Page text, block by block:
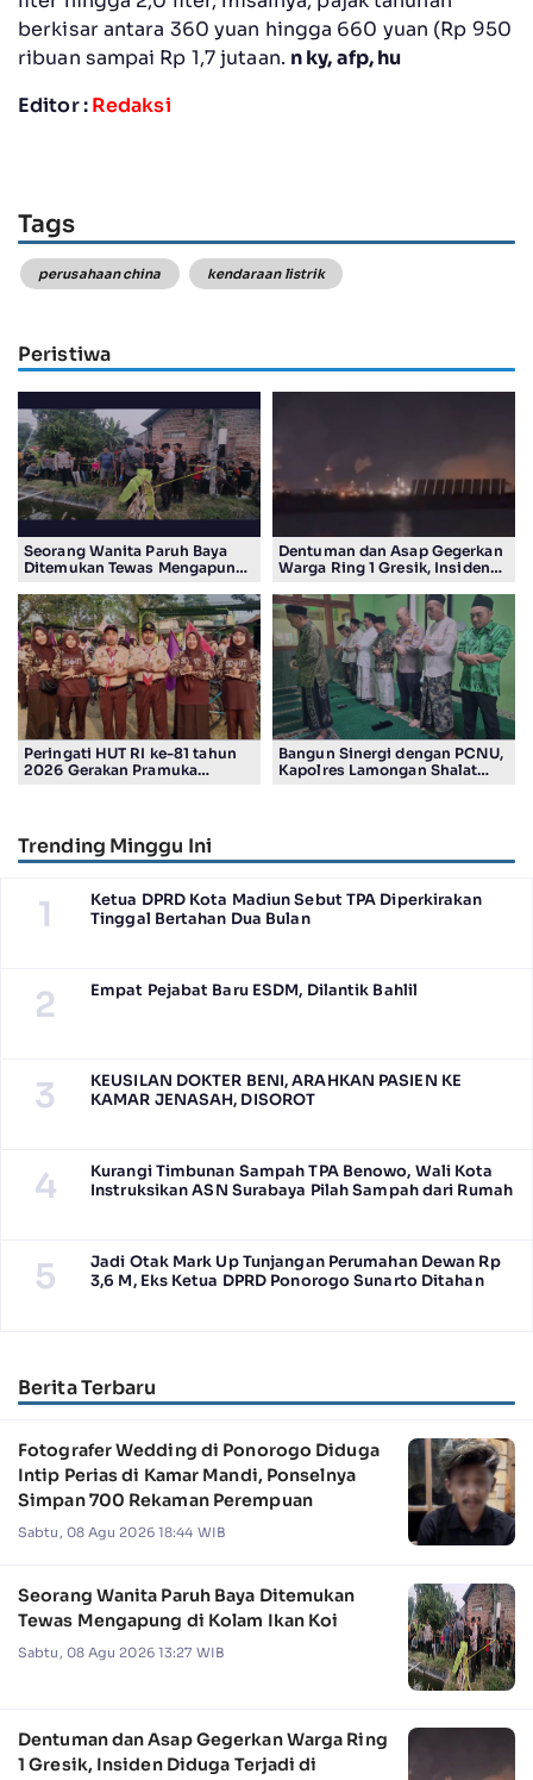
berkisar antara 360 yuan hingga 660 yuan (Rp 950
ribuan sampai Rp 1,7 jutaan. n ky, afp, hu
Editor :Redaksi
Tags
perusahaan china kendaraan listrik
Peristiwa
Seorang Wanita Paruh Baya
Ditemukan Tewas Mengapung
Dentuman dan Asap Gegerkan
Warga Ring 1 Gresik, Insiden
Smelting
Peringati HUT RI ke-81 tahun
2026 Gerakan Pramuka
Bangun Sinergi dengan PCNU,
Kapolres Lamongan Shalat
Trending Minggu Ini
1
Ketua DPRD Kota Madiun Sebut TPA Diperkirakan
Tinggal Bertahan Dua Bulan
2 Empat Pejabat Baru ESDM, Dilantik Bahlil
3
KEUSILAN DOKTER BENI, ARAHKAN PASIEN KE
KAMAR JENASAH, DISOROT
4
Kurangi Timbunan Sampah TPA Benowo, Wali Kota
Instruksikan ASN Surabaya Pilah Sampah dari Rumah
5
Jadi Otak Mark Up Tunjangan Perumahan Dewan Rp
3,6 M, Eks Ketua DPRD Ponorogo Sunarto Ditahan
Berita Terbaru
Fotografer Wedding di Ponorogo Diduga
Intip Perias di Kamar Mandi, Ponselnya
Simpan 700 Rekaman Perempuan
Sabtu, 08 Agu 2026 18:44 WIB
Seorang Wanita Paruh Baya Ditemukan
Tewas Mengapung di Kolam Ikan Koi
Sabtu, 08 Agu 2026 13:27 WIB
Dentuman dan Asap Gegerkan Warga Ring
1 Gresik, Insiden Diduga Terjadi di